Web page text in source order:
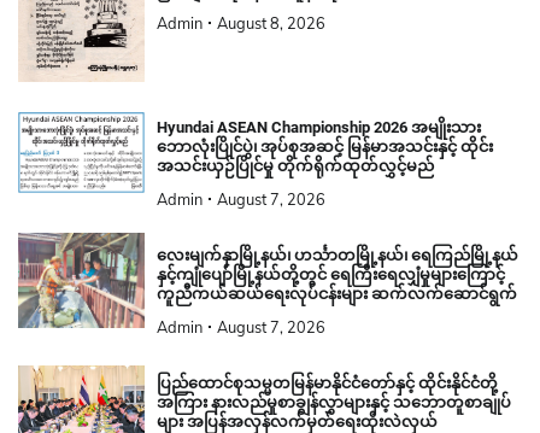
Admin August 8, 2026
Hyundai ASEAN Championship 2026 အမျိုးသား
ဘောလုံးပြိုင်ပွဲ၊ အုပ်စုအဆင့် မြန်မာအသင်းနှင့် ထိုင်း
အသင်းယှဉ်ပြိုင်မှု တိုက်ရိုက်ထုတ်လွှင့်မည်
Admin August 7, 2026
လေးမျက်နှာမြို့နယ်၊ ဟင်္သာတမြို့နယ်၊ ရေကြည်မြို့နယ်
နှင့်ကျုံပျော်မြို့နယ်တို့တွင် ရေကြီးရေလျှံမှုများကြောင့်
ကူညီကယ်ဆယ်ရေးလုပ်ငန်းများ ဆက်လက်ဆောင်ရွက်
Admin August 7, 2026
ပြည်ထောင်စုသမ္မတမြန်မာနိုင်ငံတော်နှင့် ထိုင်းနိုင်ငံတို့
အကြား နားလည်မှုစာချွန်လွှာများနှင့် သဘောတူစာချုပ်
များ အပြန်အလှန်လက်မှတ်ရေးထိုးလဲလှယ်